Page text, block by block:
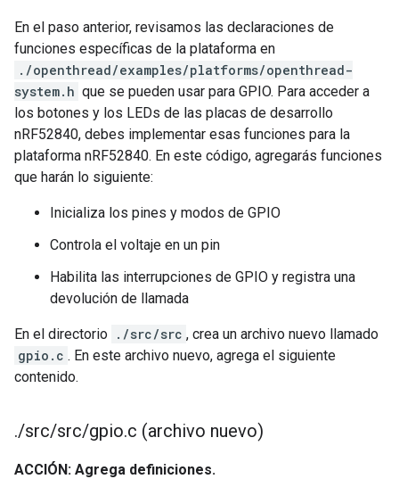
En el paso anterior, revisamos las declaraciones de
funciones específicas de la plataforma en
./openthread/examples/platforms/openthread-
system.h que se pueden usar para GPIO. Para acceder a
los botones y los LEDs de las placas de desarrollo
nRF52840, debes implementar esas funciones para la
plataforma nRF52840. En este código, agregarás funciones
que harán lo siguiente:
Inicializa los pines y modos de GPIO
Controla el voltaje en un pin
Habilita las interrupciones de GPIO y registra una
devolución de llamada
En el directorio ./src/src , crea un archivo nuevo llamado
gpio.c . En este archivo nuevo, agrega el siguiente
contenido.
./src/src/gpio.c (archivo nuevo)
ACCIÓN: Agrega definiciones.